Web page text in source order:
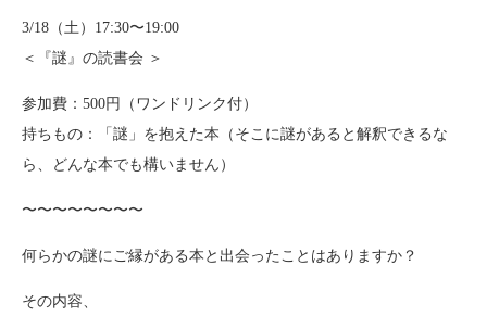
3/18（土）17:30〜19:00
＜『謎』の読書会 ＞
参加費：500円（ワンドリンク付）
持ちもの：「謎」を抱えた本（そこに謎があると解釈できるな
ら、どんな本でも構いません）
〜〜〜〜〜〜〜〜
何らかの謎にご縁がある本と出会ったことはありますか？
その内容、